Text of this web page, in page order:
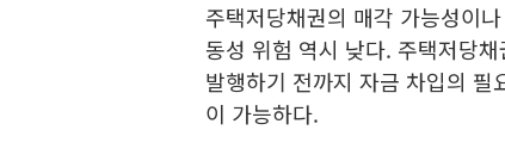
주택저당채권의 매각 가능성이
동성 위험 역시 낮다. 주택저당
발행하기 전까지 자금 차입의
이 가능하다.